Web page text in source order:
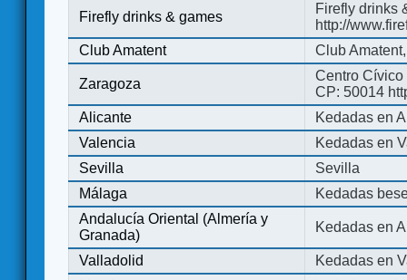
Firefly drinks & games
Firefly drinks
http://
Club Amatent
Club
Zaragoza
Centro Cívico
CP: 50014
Alicante
Kedadas en
Valencia
Kedadas en
Sevilla
Sevilla
Málaga
Kedadas
Andalucía Oriental (Almería y
Granada)
Kedadas en
Valladolid
Kedadas en